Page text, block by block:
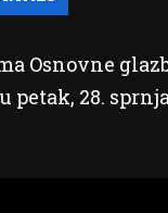
Osnovne
28.